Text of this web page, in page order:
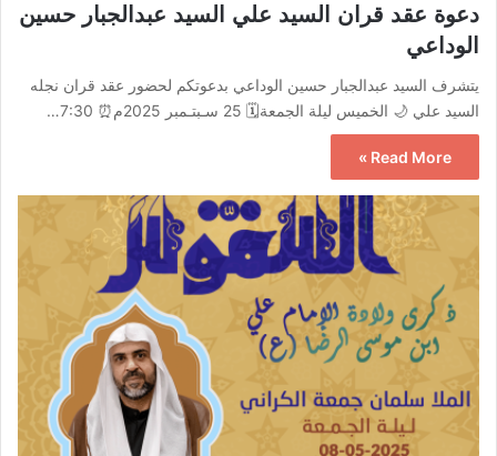
دعوة عقد قران السيد علي السيد عبدالجبار حسين
الوداعي
يتشرف السيد عبدالجبار حسين الوداعي بدعوتكم لحضور عقد قران نجله
السيد علي 🌙 الخميس ليلة الجمعة🗓️ 25 سـبتـمبر 2025م⏰ 7:30…
Read More »